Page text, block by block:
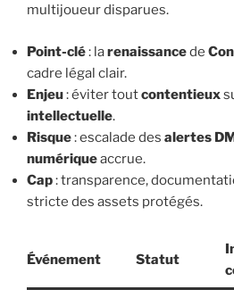
multijoueur disparues.
Point-clé: larenaissancede
cadre légal clair.
Enjeu: éviter toutcontentieux
intellectuelle.
Risque: escalade des alertes
numériqueaccrue.
Cap: transparence,
stricte des assets protégés.
Événement Statut